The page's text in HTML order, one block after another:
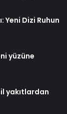
Yeni Dizi Ruhun
yüzüne
yakıtlardan